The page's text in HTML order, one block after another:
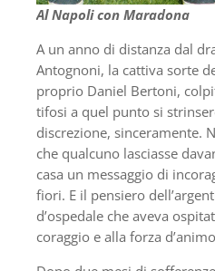
Al Napoli con Maradona
A un anno di distanza dal
Antognoni, la cattiva sorte
proprio Daniel Bertoni,
tifosi a quel punto si
discrezione, sinceramente.
che qualcuno lasciasse
casa un messaggio di
fiori. E il pensiero
d’ospedale che aveva
coraggio e alla forza